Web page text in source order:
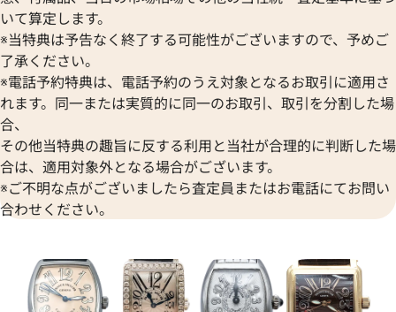
いて算定します。
※当特典は予告なく終了する可能性がございますので、予めご
了承ください。
※電話予約特典は、電話予約のうえ対象となるお取引に適用さ
れます。同一または実質的に同一のお取引、取引を分割した場
合、
その他当特典の趣旨に反する利用と当社が合理的に判断した場
合は、適用対象外となる場合がございます。
※ご不明な点がございましたら査定員またはお電話にてお問い
合わせください。